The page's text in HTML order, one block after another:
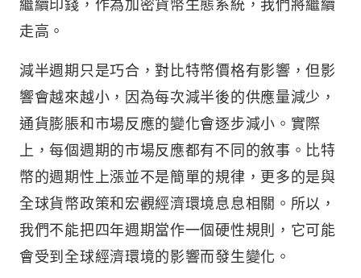
繼續印錢，作為加密貨幣生態系統，我們將繼續
走高。
減半週期只是巧合，對比特幣價格有影響，但影
響會越來越小，因為每次減半後的供應量減少，
通貨膨脹和市場反應的變化會逐步減小。實際
上，每個週期的市場反應都有不同的敘事。比特
幣的週期性上漲並不是簡單的規律，更多的是與
全球貨幣政策和宏觀經濟環境息息相關。所以，
我們不能把四年週期當作一個硬性規則，它可能
會受到全球經濟環境的影響而發生變化。